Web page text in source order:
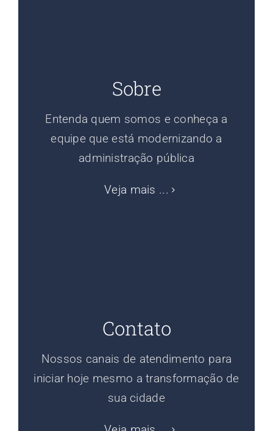
Sobre
Entenda quem somos e conheça a
equipe que está modernizando a
administração pública
Veja mais ...
Contato
Nossos canais de atendimento para
iniciar hoje mesmo a transformação de
sua cidade